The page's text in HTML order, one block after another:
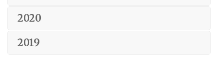
2020
2019